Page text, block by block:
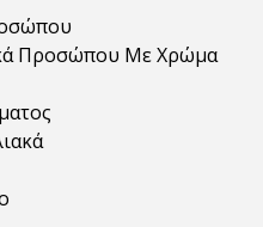
Προσώπου Με Χρώμα